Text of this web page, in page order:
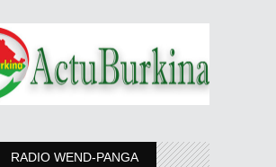
RADIO WEND-PANGA